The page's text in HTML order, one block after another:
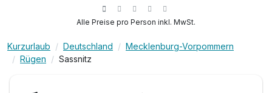
inkl. Kaffee- und Teezubereiter im Zimmer
inkl. Nutzung W-LAN
inkl. Parkplatz am Hotel
Alle Preise pro Person inkl. MwSt.
Kurzurlaub Deutschland
Mecklenburg-Vorpommern
Rügen
Sassnitz